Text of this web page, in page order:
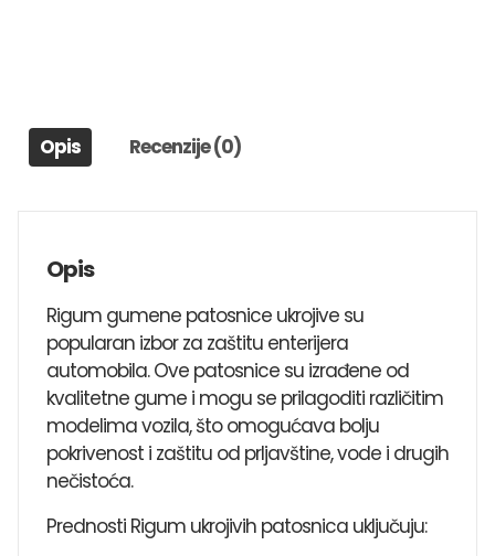
Opis Recenzije (0)
Opis
Rigum gumene patosnice ukrojive su
popularan izbor za zaštitu enterijera
automobila. Ove patosnice su izrađene od
kvalitetne gume i mogu se prilagoditi različitim
modelima vozila, što omogućava bolju
pokrivenost i zaštitu od prljavštine, vode i drugih
nečistoća.
Prednosti Rigum ukrojivih patosnica uključuju: